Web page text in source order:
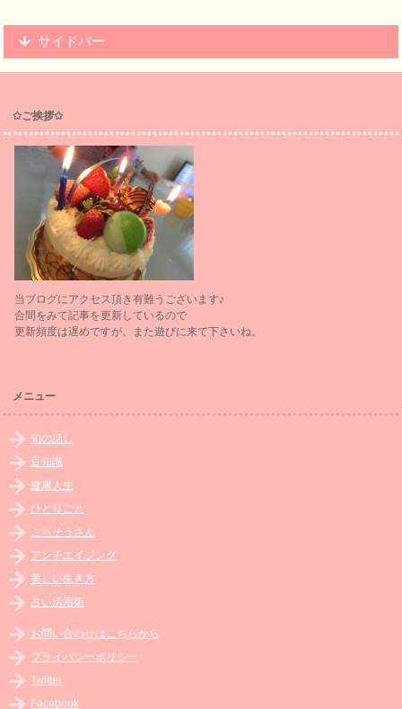
サイドバー
✩ご挨拶✩
当ブログにアクセス頂き有難うございます♪
合間をみて記事を更新しているので
更新頻度は遅めですが、また遊びに来て下さいね。
メニュー
旬の話し
豆知識
健康人生
ひとりごと
ごちそうさん
アンチエイジング
美しい生き方
占い活用術
お問い合わせはこちらから
プライバシーポリシー
Twitter
Facebook